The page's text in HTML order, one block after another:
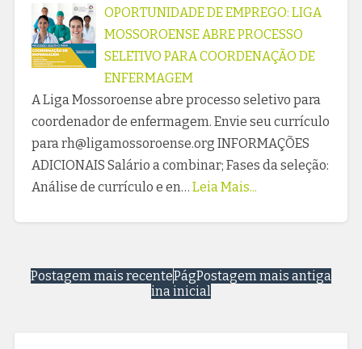
OPORTUNIDADE DE EMPREGO: LIGA
MOSSOROENSE ABRE PROCESSO
SELETIVO PARA COORDENAÇÃO DE
ENFERMAGEM
A Liga Mossoroense abre processo seletivo para
coordenador de enfermagem. Envie seu currículo
para rh@ligamossoroense.org INFORMAÇÕES
ADICIONAIS Salário a combinar; Fases da seleção:
Análise de currículo e en… Leia Mais...
Postagem mais recente Postagem mais antiga
Pág
ina inicial